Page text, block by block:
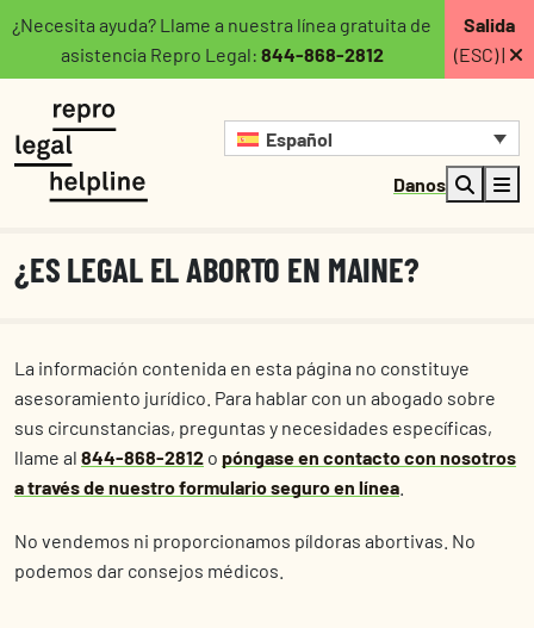
¿Necesita ayuda? Llame a nuestra línea gratuita de
asistencia Repro Legal: 844-868-2812
Salida
(ESC) |
Español
Danos
¿ES LEGAL EL ABORTO EN MAINE?
La información contenida en esta página no constituye
asesoramiento jurídico. Para hablar con un abogado sobre
sus circunstancias, preguntas y necesidades específicas,
llame al 844-868-2812 o póngase en contacto con nosotros
a través de nuestro formulario seguro en línea
No vendemos ni proporcionamos píldoras abortivas. No
podemos dar consejos médicos.